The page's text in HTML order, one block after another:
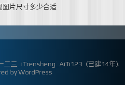
图片尺寸多少合适
二三_iTrensheng_AiTi123_(已建14年).
byWordPress